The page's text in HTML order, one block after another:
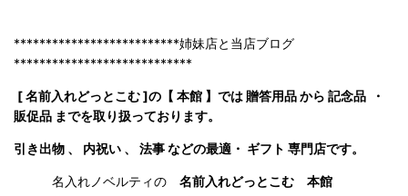
**************************姉妹店と当店ブログ
****************************
[ 名前入れどっとこむ ]の【 本館 】では 贈答用品 から 記念品 ・
販促品 までを取り扱っております。
引き出物 、 内祝い 、 法事 などの最適・ ギフト 専門店です。
名入れノベルティの 名前入れどっとこむ 本館